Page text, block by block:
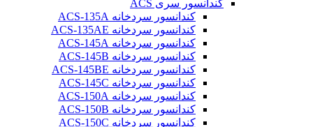
کندانسور سری ACS
کندانسور سردخانه ACS-135A
کندانسور سردخانه ACS-135AE
کندانسور سردخانه ACS-145A
کندانسور سردخانه ACS-145B
کندانسور سردخانه ACS-145BE
کندانسور سردخانه ACS-145C
کندانسور سردخانه ACS-150A
کندانسور سردخانه ACS-150B
کندانسور سردخانه ACS-150C